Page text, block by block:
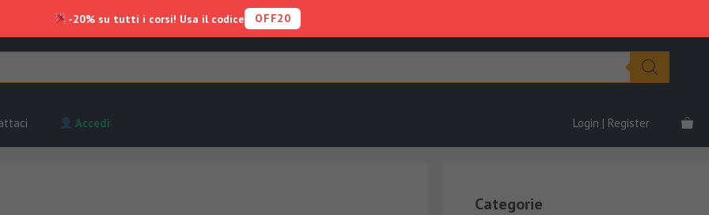
Accedi Login | Register
Categorie
-20% su tutti i corsi! Usa il codice OFF20